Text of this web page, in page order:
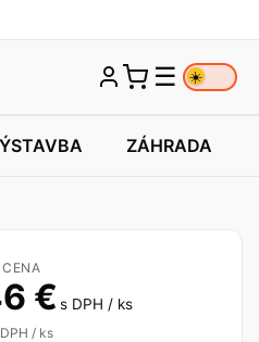
☰ ☀️
ZÁHRADA
€ s DPH / ks
/ ks